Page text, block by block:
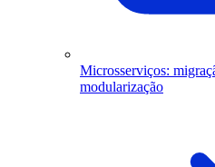
Microsserviços:
modularização